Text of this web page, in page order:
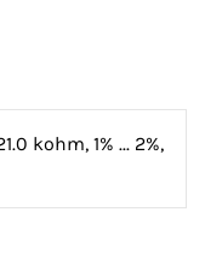
kohm, 1% ... 2%,